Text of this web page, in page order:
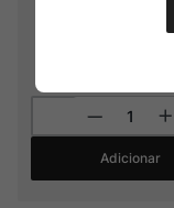
Adicionar